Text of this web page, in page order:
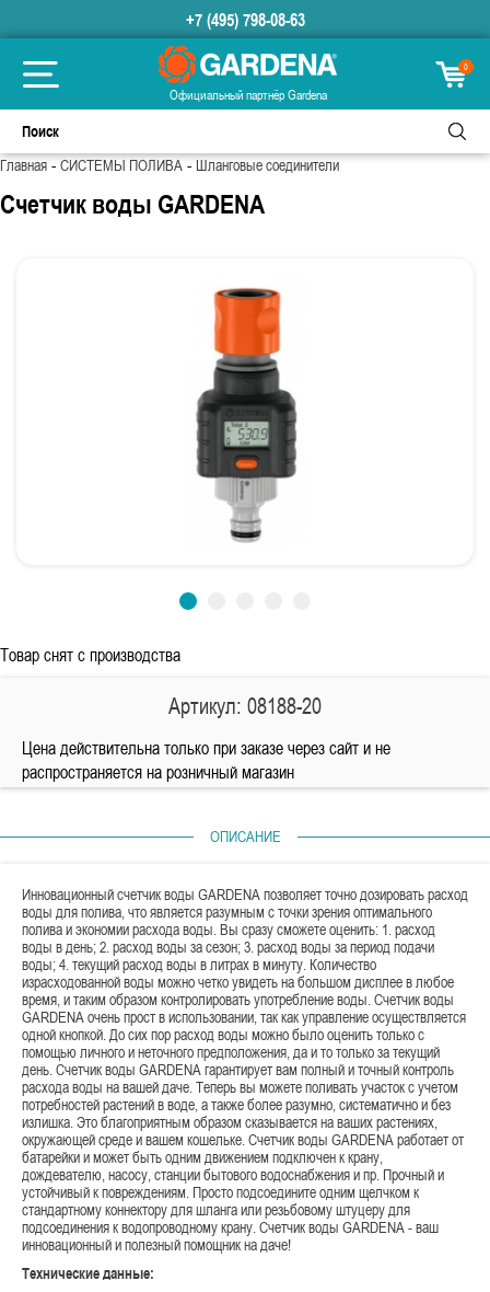
+7 (495) 798-08-63
Официальный партнёр Gardena
0
Главная-СИСТЕМЫ ПОЛИВА-Шланговые соединители
Счетчик воды GARDENA
Товар снят с производства
Артикул: 08188-20
Цена действительна только при заказе через сайт и не
распространяется на розничный магазин
ОПИСАНИЕ
Инновационный счетчик воды GARDENA позволяет точно дозировать расход
воды для полива, что является разумным с точки зрения оптимального
полива и экономии расхода воды. Вы сразу сможете оценить: 1. расход
воды в день; 2. расход воды за сезон; 3. расход воды за период подачи
воды; 4. текущий расход воды в литрах в минуту. Количество
израсходованной воды можно четко увидеть на большом дисплее в любое
время, и таким образом контролировать употребление воды. Счетчик воды
GARDENA очень прост в использовании, так как управление осуществляется
одной кнопкой. До сих пор расход воды можно было оценить только с
помощью личного и неточного предположения, да и то только за текущий
день. Счетчик воды GARDENA гарантирует вам полный и точный контроль
расхода воды на вашей даче. Теперь вы можете поливать участок с учетом
потребностей растений в воде, а также более разумно, систематично и без
излишка. Это благоприятным образом сказывается на ваших растениях,
окружающей среде и вашем кошельке. Счетчик воды GARDENA работает от
батарейки и может быть одним движением подключен к крану,
дождевателю, насосу, станции бытового водоснабжения и пр. Прочный и
устойчивый к повреждениям. Просто подсоедините одним щелчком к
стандартному коннектору для шланга или резьбовому штуцеру для
подсоединения к водопроводному крану. Счетчик воды GARDENA - ваш
инновационный и полезный помощник на даче!
Технические данные: